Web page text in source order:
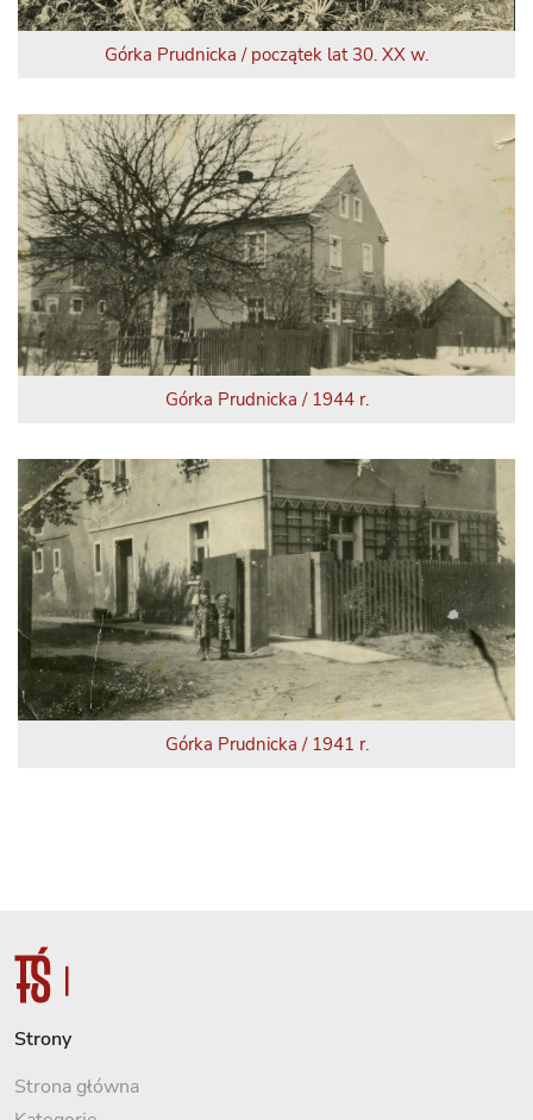
Górka Prudnicka / początek lat 30. XX w.
Górka Prudnicka / 1944 r.
Górka Prudnicka / 1941 r.
Strony
Strona główna